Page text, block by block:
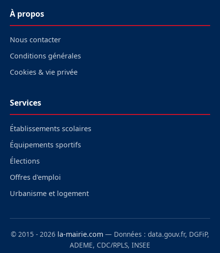
À propos
Nous contacter
Conditions générales
Cookies & vie privée
Services
Établissements scolaires
Équipements sportifs
Élections
Offres d'emploi
Urbanisme et logement
© 2015 - 2026 la-mairie.com — Données : data.gouv.fr, DGFiP,
ADEME, CDC/RPLS, INSEE